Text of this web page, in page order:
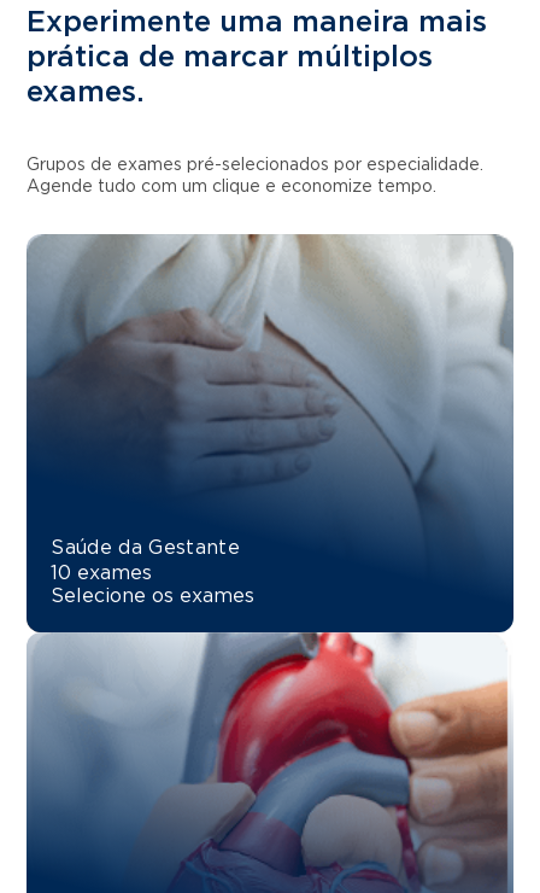
Experimente uma maneira mais
prática de marcar múltiplos
exames.
Grupos de exames pré-selecionados por especialidade.
Agende tudo com um clique e economize tempo.
Saúde da Gestante
10 exames
Selecione os exames